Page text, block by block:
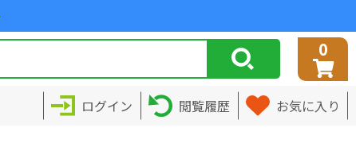
0
ログイン 閲覧履歴 お気に入り